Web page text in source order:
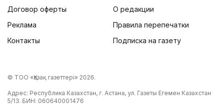
Договор оферты
Реклама
Контакты
О редакции
Правила перепечатки
Подписка на газету
© ТОО «Қазақ газеттері» 2026.
Адрес: Республика Казахстан, г. Астана, ул. Газеты Егемен Казахстан
5/13. БИН: 060640001476